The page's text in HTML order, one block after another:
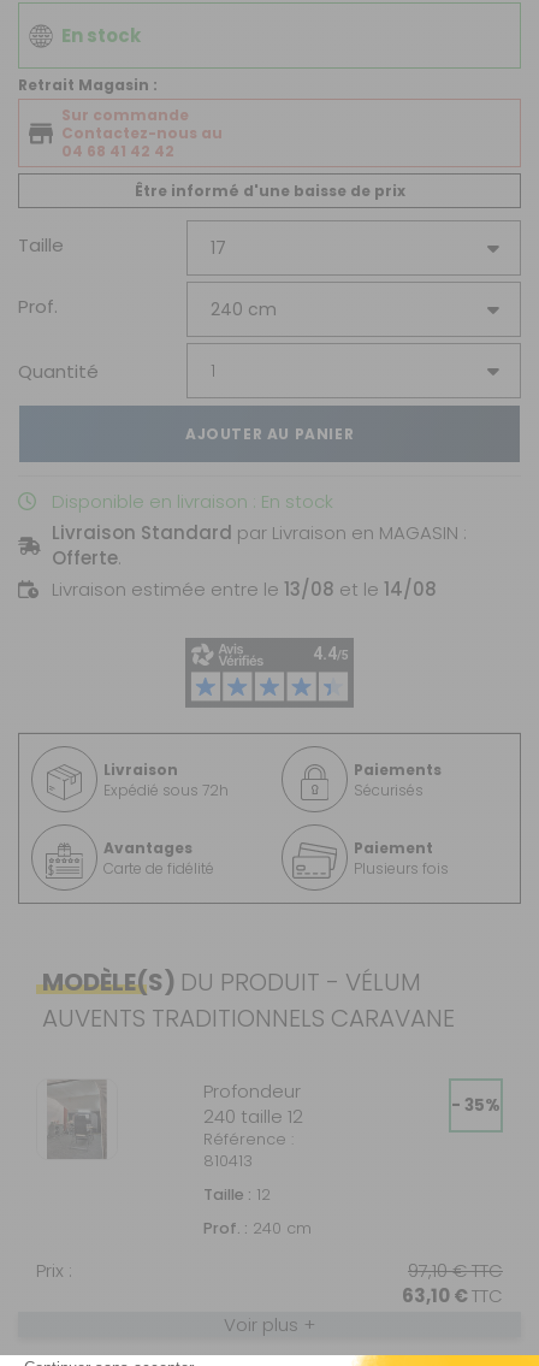
En stock
Retrait Magasin :
Sur commande
Contactez-nous au
04 68 41 42 42
Être informé d'une baisse de prix
Taille
Prof.
Quantité
AJOUTER AU PANIER
Disponible en livraison : En stock
Livraison Standard par Livraison en MAGASIN :
Offerte.
Livraison estimée entre le 13/08 et le 14/08
Livraison
Expédié sous 72h
Paiements
Sécurisés
Avantages
Carte de fidélité
Paiement
Plusieurs fois
MODÈLE(S) DU PRODUIT - VÉLUM
AUVENTS TRADITIONNELS CARAVANE
Profondeur
240 taille 12
Référence :
810413
Taille : 12
Prof. : 240 cm
- 35%
Prix : 97,10 €TTC
63,10 €TTC
Voir plus +